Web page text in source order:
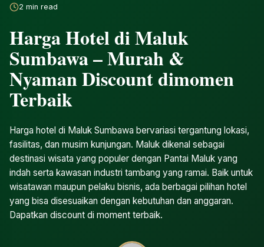
2 min read
Harga Hotel di Maluk
Sumbawa – Murah &
Nyaman Discount dimomen
Terbaik
Harga hotel di Maluk Sumbawa bervariasi tergantung lokasi,
fasilitas, dan musim kunjungan. Maluk dikenal sebagai
destinasi wisata yang populer dengan Pantai Maluk yang
indah serta kawasan industri tambang yang ramai. Baik untuk
wisatawan maupun pelaku bisnis, ada berbagai pilihan hotel
yang bisa disesuaikan dengan kebutuhan dan anggaran.
Dapatkan discount di moment terbaik.